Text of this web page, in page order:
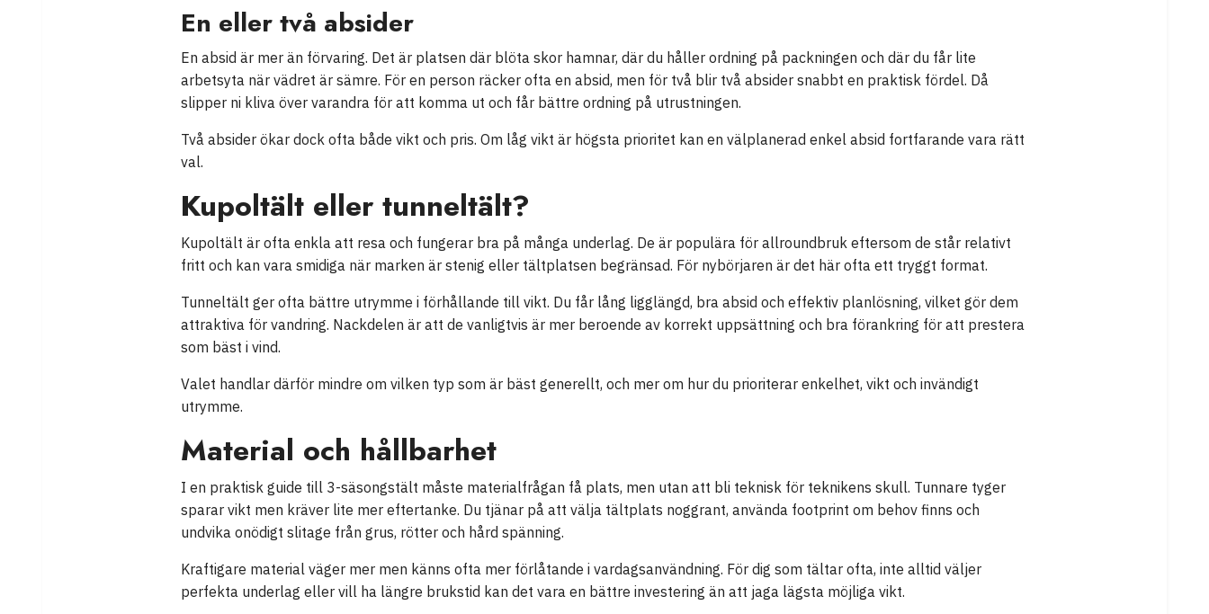
En eller två absider
En absid är mer än förvaring. Det är platsen där blöta skor hamnar, där du håller ordning på packningen och där du får lite
arbetsyta när vädret är sämre. För en person räcker ofta en absid, men för två blir två absider snabbt en praktisk fördel. Då
slipper ni kliva över varandra för att komma ut och får bättre ordning på utrustningen.
Två absider ökar dock ofta både vikt och pris. Om låg vikt är högsta prioritet kan en välplanerad enkel absid fortfarande vara rätt
val.
Kupoltält eller tunneltält?
Kupoltält är ofta enkla att resa och fungerar bra på många underlag. De är populära för allroundbruk eftersom de står relativt
fritt och kan vara smidiga när marken är stenig eller tältplatsen begränsad. För nybörjaren är det här ofta ett tryggt format.
Tunneltält ger ofta bättre utrymme i förhållande till vikt. Du får lång ligglängd, bra absid och effektiv planlösning, vilket gör dem
attraktiva för vandring. Nackdelen är att de vanligtvis är mer beroende av korrekt uppsättning och bra förankring för att prestera
som bäst i vind.
Valet handlar därför mindre om vilken typ som är bäst generellt, och mer om hur du prioriterar enkelhet, vikt och invändigt
utrymme.
Material och hållbarhet
I en praktisk guide till 3-säsongstält måste materialfrågan få plats, men utan att bli teknisk för teknikens skull. Tunnare tyger
sparar vikt men kräver lite mer eftertanke. Du tjänar på att välja tältplats noggrant, använda footprint om behov finns och
undvika onödigt slitage från grus, rötter och hård spänning.
Kraftigare material väger mer men känns ofta mer förlåtande i vardagsanvändning. För dig som tältar ofta, inte alltid väljer
perfekta underlag eller vill ha längre brukstid kan det vara en bättre investering än att jaga lägsta möjliga vikt.